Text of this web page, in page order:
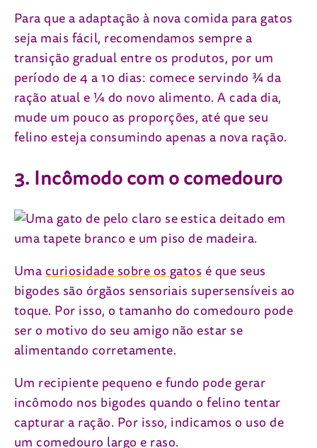
Para que a adaptação à nova comida para gatos
seja mais fácil, recomendamos sempre a
transição gradual entre os produtos, por um
período de 4 a 10 dias: comece servindo ¾ da
ração atual e ¼ do novo alimento. A cada dia,
mude um pouco as proporções, até que seu
felino esteja consumindo apenas a nova ração.
3. Incômodo com o comedouro
Uma curiosidade sobre os gatosé que seus
bigodes são órgãos sensoriais supersensíveis ao
toque. Por isso, o tamanho do comedouro pode
ser o motivo do seu amigo não estar se
alimentando corretamente.
Um recipiente pequeno e fundo pode gerar
incômodo nos bigodes quando o felino tentar
capturar a ração. Por isso, indicamos o uso de
um comedouro largo e raso.